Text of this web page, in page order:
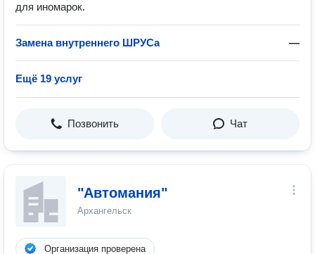
для иномарок.
Замена внутреннего ШРУСа —
Ещё 19 услуг
Позвонить Чат
"Автомания"
Архангельск
Организация проверена